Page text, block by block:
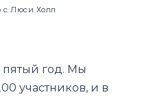
с Люси Холл
пятый год. Мы
участников, и в